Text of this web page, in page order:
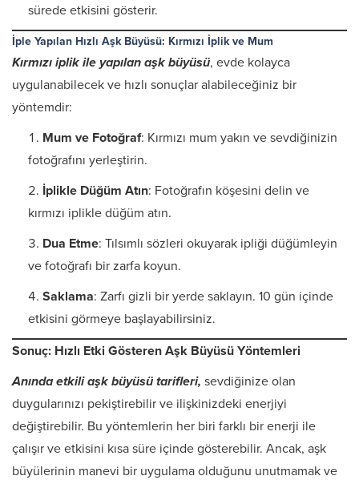
sürede etkisini gösterir.
İple Yapılan Hızlı Aşk Büyüsü: Kırmızı İplik ve Mum
Kırmızı iplik ile yapılan aşk büyüsü, evde kolayca
uygulanabilecek ve hızlı sonuçlar alabileceğiniz bir
yöntemdir:
Mum ve Fotoğraf: Kırmızı mum yakın ve sevdiğinizin
fotoğrafını yerleştirin.
İplikle Düğüm Atın: Fotoğrafın köşesini delin ve
kırmızı iplikle düğüm atın.
Dua Etme: Tılsımlı sözleri okuyarak ipliği düğümleyin
ve fotoğrafı bir zarfa koyun.
Saklama: Zarfı gizli bir yerde saklayın. 10 gün içinde
etkisini görmeye başlayabilirsiniz.
Sonuç: Hızlı Etki Gösteren Aşk Büyüsü Yöntemleri
Anında etkili aşk büyüsü tarifleri, sevdiğinize olan
duygularınızı pekiştirebilir ve ilişkinizdeki enerjiyi
değiştirebilir. Bu yöntemlerin her biri farklı bir enerji ile
çalışır ve etkisini kısa süre içinde gösterebilir. Ancak, aşk
büyülerinin manevi bir uygulama olduğunu unutmamak ve